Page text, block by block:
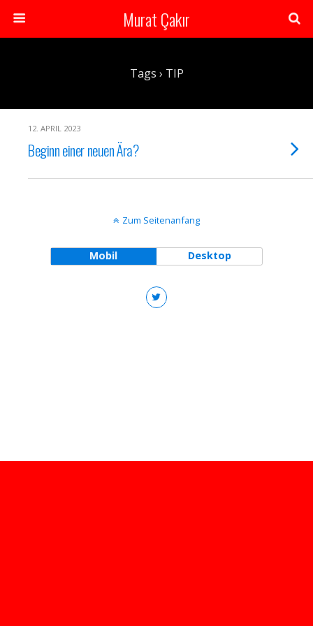
Murat Çakır
Tags › TIP
12. APRIL 2023
Beginn einer neuen Ära?
Zum Seitenanfang
Mobil Desktop